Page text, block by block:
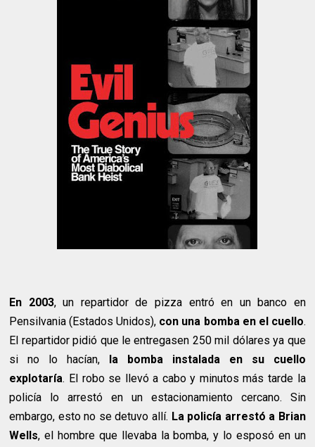
En 2003, un repartidor de pizza entró en un banco en
Pensilvania (Estados Unidos), con una bomba en el cuello.
El repartidor pidió que le entregasen 250 mil dólares ya que
si no lo hacían, la bomba instalada en su cuello
explotaría. El robo se llevó a cabo y minutos más tarde la
policía lo arrestó en un estacionamiento cercano. Sin
embargo, esto no se detuvo allí. La policía arrestó a Brian
Wells, el hombre que llevaba la bomba, y lo esposó en un